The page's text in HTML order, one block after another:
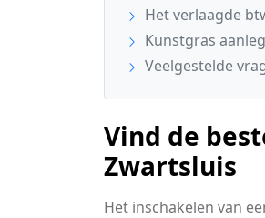
Het verlaagde
Kunstgras
Veelgestelde
Vind de
Zwartsluis
Het inschakelen van